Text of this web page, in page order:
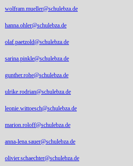
wolfram.mueller@schulebza.de
hanna.ohler@schulebza.de
olaf.paetzold@schulebza.de
sarina.pinkle@schulebza.de
gunther.rohe@schulebza.de
ulrike.rodrian@schulebza.de
leonie.wittoesch@schulebza.de
marion.roloff@schulebza.de
anna-lena.sauer@schulebza.de
olivier.schaechter@schulebza.de